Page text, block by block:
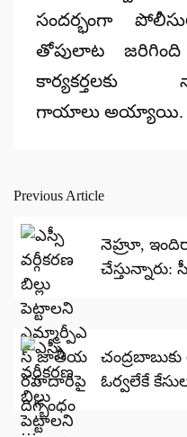
సందర్భంగా
తోపులాట జరిగింది
కార్యకర్తలకు
గాయాలు అయ్యాయి.
Post
navigation
Previous Article
నెహ్రూ,
చేస్తున్నారు:
ఓర్వలేకే